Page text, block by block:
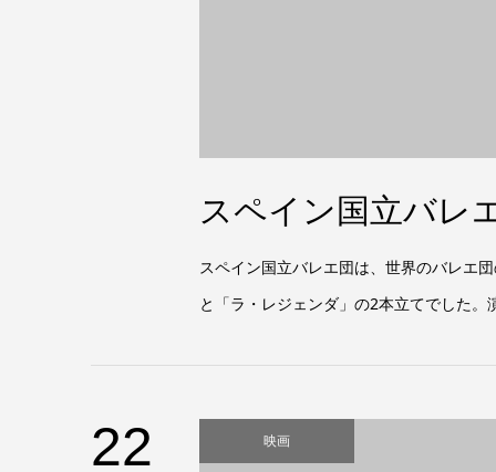
スペイン国立バレ
スペイン国立バレエ団は、世界のバレエ
と「ラ・レジェンダ」の2本立てでした
22 映画